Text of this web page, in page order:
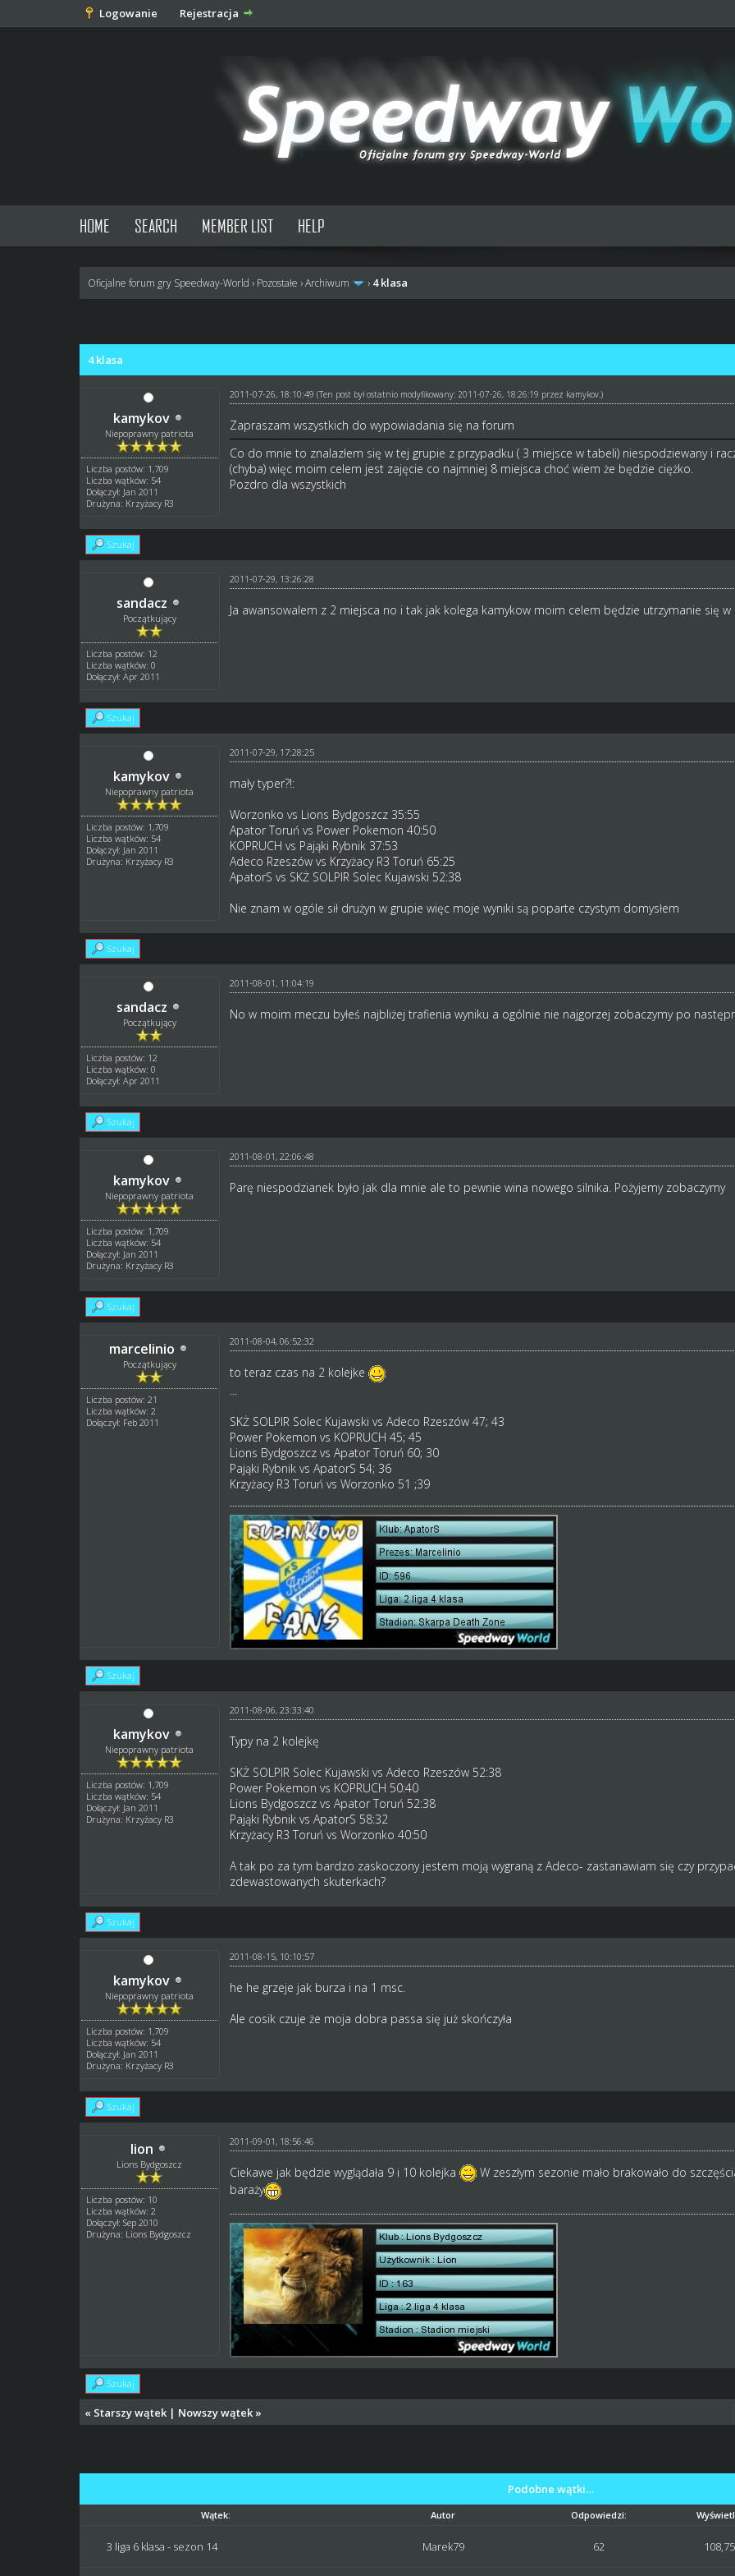
Logowanie Rejestracja
HOME SEARCH MEMBER LIST HELP
Oficjalne forum gry Speedway-World › Pozostałe ›Archiwum › 4 klasa
4 klasa
kamykov
Niepoprawny patriota
Liczba postów: 1,709
Liczba wątków: 54
Dołączył: Jan 2011
Drużyna: Krzyżacy R3
2011-07-26, 18:10:49 (Ten post był ostatnio modyfikowany: 2011-07-26, 18:26:19 przez kamykov.)
Zapraszam wszystkich do wypowiadania się na forum
Co do mnie to znalazłem się w tej grupie z przypadku ( 3 miejsce w tabeli) niespodziewany i
(chyba) więc moim celem jest zajęcie co najmniej 8 miejsca choć wiem że będzie ciężko.
Pozdro dla wszystkich
Szukaj
sandacz
Początkujący
Liczba postów: 12
Liczba wątków: 0
Dołączył: Apr 2011
2011-07-29, 13:26:28
Ja awansowalem z 2 miejsca no i tak jak kolega kamykow moim celem będzie utrzymanie się
Szukaj
kamykov
Niepoprawny patriota
Liczba postów: 1,709
Liczba wątków: 54
Dołączył: Jan 2011
Drużyna: Krzyżacy R3
2011-07-29, 17:28:25
mały typer?!:
Worzonko vs Lions Bydgoszcz 35:55
Apator Toruń vs Power Pokemon 40:50
KOPRUCH vs Pająki Rybnik 37:53
Adeco Rzeszów vs Krzyżacy R3 Toruń 65:25
ApatorS vs SKŻ SOLPIR Solec Kujawski 52:38
Nie znam w ogóle sił drużyn w grupie więc moje wyniki są poparte czystym domysłem
Szukaj
sandacz
Początkujący
Liczba postów: 12
Liczba wątków: 0
Dołączył: Apr 2011
2011-08-01, 11:04:19
No w moim meczu byłeś najbliżej trafienia wyniku a ogólnie nie najgorzej zobaczymy po
Szukaj
kamykov
Niepoprawny patriota
Liczba postów: 1,709
Liczba wątków: 54
Dołączył: Jan 2011
Drużyna: Krzyżacy R3
2011-08-01, 22:06:48
Parę niespodzianek było jak dla mnie ale to pewnie wina nowego silnika. Pożyjemy zobaczymy
Szukaj
marcelinio
Początkujący
Liczba postów: 21
Liczba wątków: 2
Dołączył: Feb 2011
2011-08-04, 06:52:32
to teraz czas na 2 kolejke
SKŻ SOLPIR Solec Kujawski vs Adeco Rzeszów 47; 43
Power Pokemon vs KOPRUCH 45; 45
Lions Bydgoszcz vs Apator Toruń 60; 30
Pająki Rybnik vs ApatorS 54; 36
Krzyżacy R3 Toruń vs Worzonko 51 ;39
Szukaj
kamykov
Niepoprawny patriota
Liczba postów: 1,709
Liczba wątków: 54
Dołączył: Jan 2011
Drużyna: Krzyżacy R3
2011-08-06, 23:33:40
Typy na 2 kolejkę
SKŻ SOLPIR Solec Kujawski vs Adeco Rzeszów 52:38
Power Pokemon vs KOPRUCH 50:40
Lions Bydgoszcz vs Apator Toruń 52:38
Pająki Rybnik vs ApatorS 58:32
Krzyżacy R3 Toruń vs Worzonko 40:50
A tak po za tym bardzo zaskoczony jestem moją wygraną z Adeco- zastanawiam się czy
zdewastowanych skuterkach?
Szukaj
kamykov
Niepoprawny patriota
Liczba postów: 1,709
Liczba wątków: 54
Dołączył: Jan 2011
Drużyna: Krzyżacy R3
2011-08-15, 10:10:57
he he grzeje jak burza i na 1 msc.
Ale cosik czuje że moja dobra passa się już skończyła
Szukaj
lion
Lions Bydgoszcz
Liczba postów: 10
Liczba wątków: 2
Dołączył: Sep 2010
Drużyna: Lions Bydgoszcz
2011-09-01, 18:56:46
Ciekawe jak będzie wyglądała 9 i 10 kolejka
W zeszłym sezonie mało brakowało do
baraży
Szukaj
« Starszy wątek | Nowszy wątek »
Podobne wątki…
Wątek: Autor Odpowiedzi:
3 liga 6 klasa - sezon 14 Marek79 62